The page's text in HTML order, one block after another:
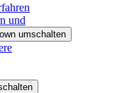
und
umschalten